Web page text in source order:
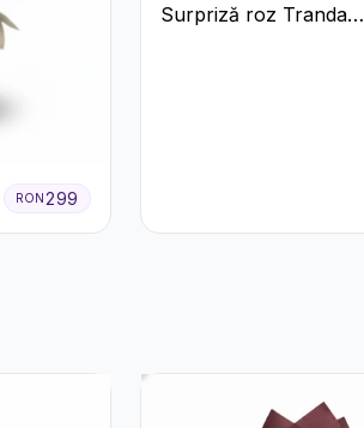
RON 299
Surpriză roz Trandafiri